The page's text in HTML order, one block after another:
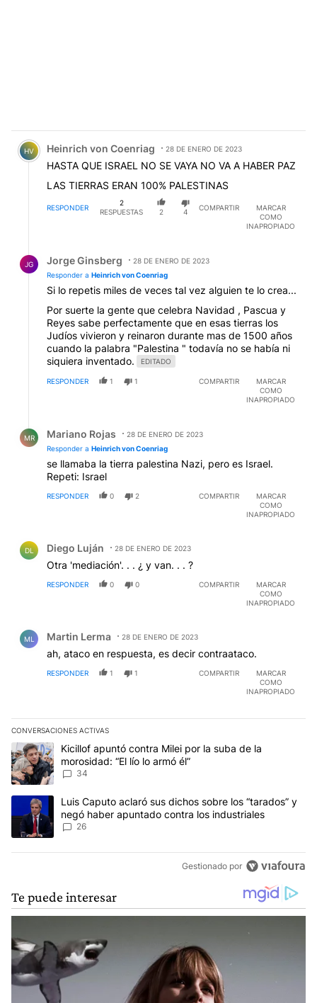
Comentario de Heinrich von Coenriag.
HV Heinrich von Coenriag 28 DE ENERO DE 2023
HASTA QUE ISRAEL NO SE VAYA NO VA A HABER PAZ
LAS TIERRAS ERAN 100% PALESTINAS
RESPONDER
2
RESPUESTAS
2 4
COMPARTIR
MARCAR
COMO
INAPROPIADO
JG Jorge Ginsberg
28 DE ENERO DE 2023
Responder a Heinrich von Coenriag
Si lo repetis miles de veces tal vez alguien te lo crea...
Por suerte la gente que celebra Navidad , Pascua y
Reyes sabe perfectamente que en esas tierras los
Judíos vivieron y reinaron durante mas de 1500 años
cuando la palabra "Palestina " todavía no se había ni
siquiera inventado.
EDITADO
RESPONDER 1 1 COMPARTIR
MARCAR
COMO
INAPROPIADO
MR Mariano Rojas
28 DE ENERO DE 2023
Responder a Heinrich von Coenriag
se llamaba la tierra palestina Nazi, pero es Israel.
Repeti: Israel
RESPONDER 0 2 COMPARTIR
MARCAR
COMO
INAPROPIADO
DL Diego Luján 28 DE ENERO DE 2023
Otra 'mediación'. . . ¿ y van. . . ?
RESPONDER 0 0 COMPARTIR
MARCAR
COMO
INAPROPIADO
ML Martin Lerma 28 DE ENERO DE 2023
ah, ataco en respuesta, es decir contraataco.
RESPONDER 1 1 COMPARTIR
MARCAR
COMO
INAPROPIADO
CONVERSACIONES ACTIVAS
Este listado muestra los artículos con más comentarios en los
Un artículo de tendencia con el título "Kicillof apuntó contra Milei
Kicillof apuntó contra Milei por la suba de la
morosidad: “El lío lo armó él”
34
Un artículo de tendencia con el título "Luis Caputo aclaró sus
Luis Caputo aclaró sus dichos sobre los “tarados” y
negó haber apuntado contra los industriales
26
Gestionado por